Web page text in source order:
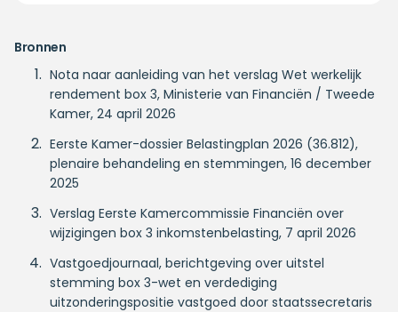
Bronnen
Nota naar aanleiding van het verslag Wet werkelijk
rendement box 3, Ministerie van Financiën / Tweede
Kamer, 24 april 2026
Eerste Kamer-dossier Belastingplan 2026 (36.812),
plenaire behandeling en stemmingen, 16 december
2025
Verslag Eerste Kamercommissie Financiën over
wijzigingen box 3 inkomstenbelasting, 7 april 2026
Vastgoedjournaal, berichtgeving over uitstel
stemming box 3-wet en verdediging
uitzonderingspositie vastgoed door staatssecretaris